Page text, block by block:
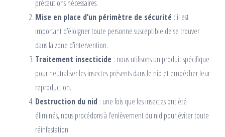
précautions nécessaires.
Mise en place d’un périmètre de sécurité : il est
important d’éloigner toute personne susceptible de se trouver
dans la zone d’intervention.
Traitement insecticide : nous utilisons un produit spécifique
pour neutraliser les insectes présents dans le nid et empêcher leur
reproduction.
Destruction du nid : une fois que les insectes ont été
éliminés, nous procédons à l’enlèvement du nid pour éviter toute
réinfestation.